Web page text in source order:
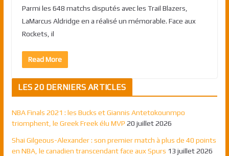
Parmi les 648 matchs disputés avec les Trail Blazers,
LaMarcus Aldridge en a réalisé un mémorable. Face aux
Rockets, il
Read More
LES 20 DERNIERS ARTICLES
NBA Finals 2021 : les Bucks et Giannis Antetokounmpo
triomphent, le Greek Freek élu MVP 20 juillet 2026
Shai Gilgeous-Alexander : son premier match à plus de 40 points
en NBA, le canadien transcendant face aux Spurs 13 juillet 2026